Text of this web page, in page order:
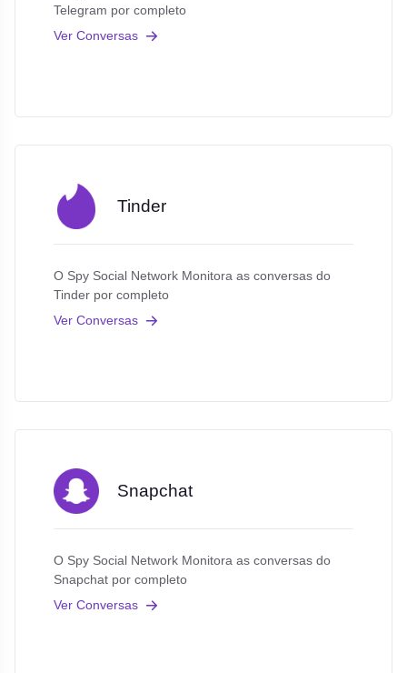
Telegram por completo
Ver Conversas
Tinder
O Spy Social Network Monitora as conversas do
Tinder por completo
Ver Conversas
Snapchat
O Spy Social Network Monitora as conversas do
Snapchat por completo
Ver Conversas